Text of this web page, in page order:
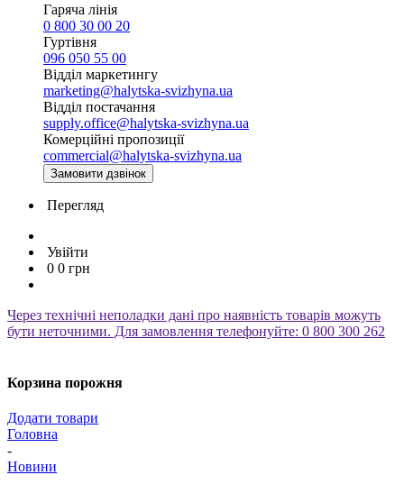
Гаряча лінія
0 800 30 00 20
Гуртівня
096 050 55 00
Відділ маркетингу
marketing@halytska-svizhyna.ua
Відділ постачання
supply.office@halytska-svizhyna.ua
Комерційні пропозиції
commercial@halytska-svizhyna.ua
Замовити дзвінок
Перегляд
Увійти
0 0 грн
Через технічні неполадки дані про наявність товарів можуть
бути неточними. Для замовлення телефонуйте: 0 800 300 262
Корзина порожня
Додати товари
Головна
-
Новини